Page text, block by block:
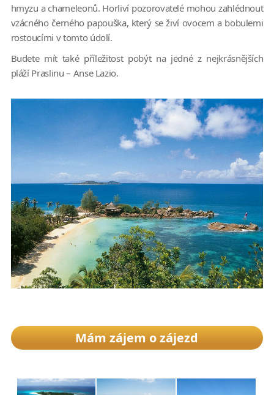
hmyzu a chameleonů. Horliví pozorovatelé mohou zahlédnout
vzácného černého papouška, který se živí ovocem a bobulemi
rostoucími v tomto údolí.
Budete mít také příležitost pobýt na jedné z nejkrásnějších
pláží Praslinu – Anse Lazio.
Mám zájem o zájezd